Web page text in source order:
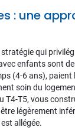
: une
qui
enfants sont
(4-6 ans), paient
soin du
T4-T5, vous
légèrement
allégée.